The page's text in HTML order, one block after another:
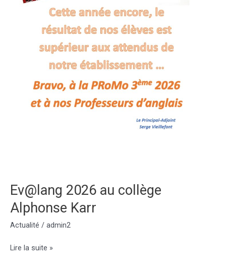
Ev@lang 2026 au collège
Alphonse Karr
Actualité / admin2
Ev@lang
Lire la suite »